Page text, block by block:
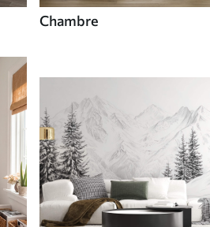
Chambre